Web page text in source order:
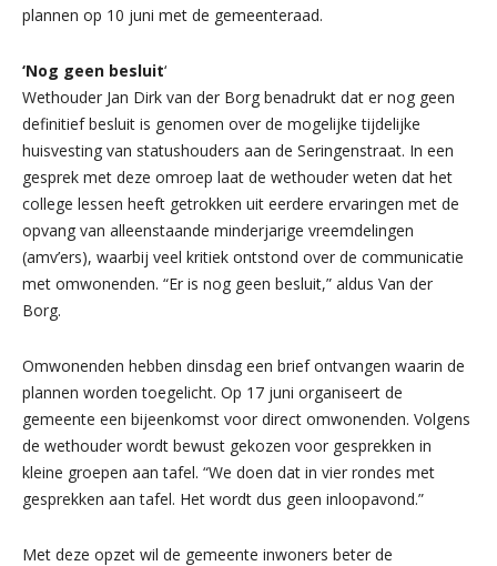
plannen op 10 juni met de gemeenteraad.
‘Nog geen besluit‘
Wethouder Jan Dirk van der Borg benadrukt dat er nog geen
definitief besluit is genomen over de mogelijke tijdelijke
huisvesting van statushouders aan de Seringenstraat. In een
gesprek met deze omroep laat de wethouder weten dat het
college lessen heeft getrokken uit eerdere ervaringen met de
opvang van alleenstaande minderjarige vreemdelingen
(amv’ers), waarbij veel kritiek ontstond over de communicatie
met omwonenden. “Er is nog geen besluit,” aldus Van der
Borg.
Omwonenden hebben dinsdag een brief ontvangen waarin de
plannen worden toegelicht. Op 17 juni organiseert de
gemeente een bijeenkomst voor direct omwonenden. Volgens
de wethouder wordt bewust gekozen voor gesprekken in
kleine groepen aan tafel. “We doen dat in vier rondes met
gesprekken aan tafel. Het wordt dus geen inloopavond.”
Met deze opzet wil de gemeente inwoners beter de